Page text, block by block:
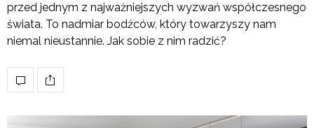
przed jednym z najważniejszych wyzwań współczesnego
świata. To nadmiar bodźców, który towarzyszy nam
niemal nieustannie. Jak sobie z nim radzić?